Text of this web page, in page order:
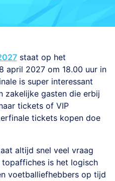
staat op het
april 2027 om 18.00 uur in
is super interessant
zakelijke gasten die erbij
tickets of VIP
tickets kopen doe
altijd snel veel vraag
is het logisch
voetballiefhebbers op tijd